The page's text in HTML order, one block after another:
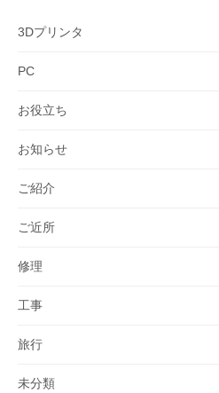
3Dプリンタ
PC
お役立ち
お知らせ
ご紹介
ご近所
修理
工事
旅行
未分類